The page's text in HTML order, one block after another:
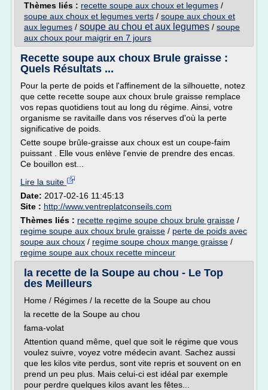
Thèmes liés : recette soupe aux choux et legumes /
soupe aux choux et legumes verts / soupe aux choux et
aux legumes / soupe au chou et aux legumes / soupe
aux choux pour maigrir en 7 jours
Recette soupe aux choux Brule graisse :
Quels Résultats ...
Pour la perte de poids et l'affinement de la silhouette, notez
que cette recette soupe aux choux brule graisse remplace
vos repas quotidiens tout au long du régime. Ainsi, votre
organisme se ravitaille dans vos réserves d'où la perte
significative de poids.
Cette soupe brûle-graisse aux choux est un coupe-faim
puissant . Elle vous enlève l'envie de prendre des encas.
Ce bouillon est...
Lire la suite
Date: 2017-02-16 11:45:13
Site : http://www.ventreplatconseils.com
Thèmes liés : recette regime soupe choux brule graisse /
regime soupe aux choux brule graisse / perte de poids avec
soupe aux choux / regime soupe choux mange graisse /
regime soupe aux choux recette minceur
la recette de la Soupe au chou - Le Top
des Meilleurs
Home / Régimes / la recette de la Soupe au chou
la recette de la Soupe au chou
fama-volat
Attention quand même, quel que soit le régime que vous
voulez suivre, voyez votre médecin avant. Sachez aussi
que les kilos vite perdus, sont vite repris et souvent on en
prend un peu plus. Mais celui-ci est idéal par exemple
pour perdre quelques kilos avant les fêtes...